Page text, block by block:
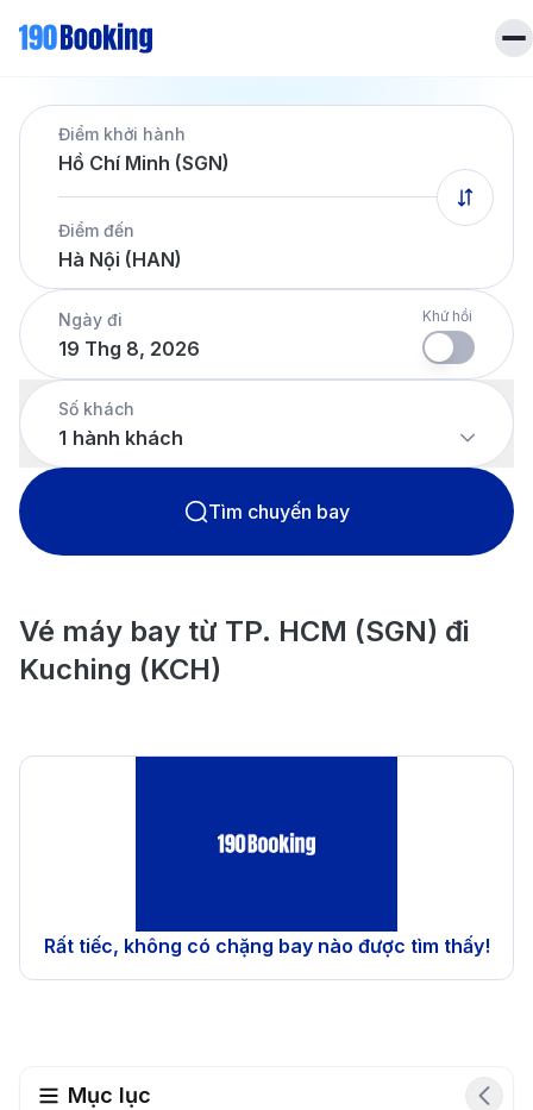
Trang chủ
Vé máy bay
Dịch vụ
Khách sạn
Tin tứcLiên hệ
Hotline
028 7303 6167
Tiếng Việt
Điểm khởi hành
Hồ Chí Minh (SGN)
Điểm đến
Hà Nội (HAN)
Ngày đi
19 Thg 8, 2026
Khứ hồi
Số khách
1 hành khách
Tìm chuyến bay
Vé máy bay từ TP. HCM (SGN) đi
Kuching (KCH)
Rất tiếc, không có chặng bay nào được tìm thấy!
Mục lục